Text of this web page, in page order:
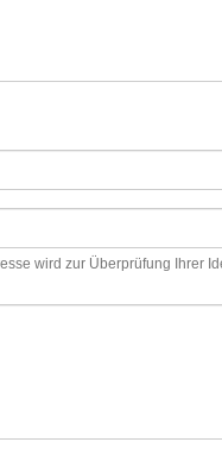
wird zur Überprüfung Ihrer